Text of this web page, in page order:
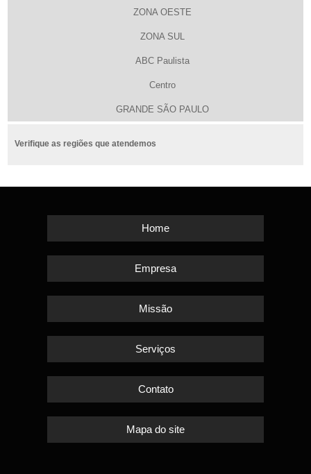
ZONA OESTE
ZONA SUL
ABC Paulista
Centro
GRANDE SÃO PAULO
Verifique as regiões que atendemos
Home
Empresa
Missão
Serviços
Contato
Mapa do site